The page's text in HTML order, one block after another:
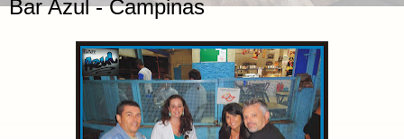
Bar Azul - Campinas